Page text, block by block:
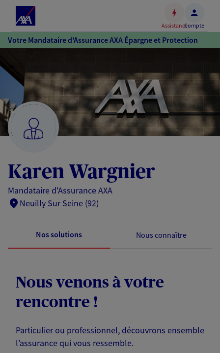
Accéder
au
Accéder
au
pied
de
page
AssistanceCompte
Votre Mandataire d'Assurance AXA Épargne et Protection
Karen Wargnier
Mandataire d'Assurance AXA
Neuilly Sur Seine (92)
Nos solutions Nous connaître
Nous venons à votre
rencontre !
Particulier ou professionnel, découvrons ensemble
l’assurance qui vous ressemble.